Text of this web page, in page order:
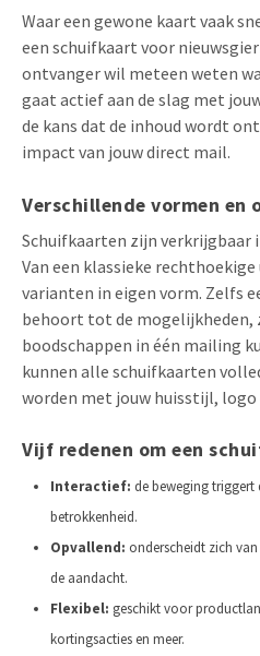
Waar een gewone kaart vaak
een schuifkaart voor
ontvanger wil meteen weten
gaat actief aan de slag met
de kans dat de inhoud wordt
impact van jouw direct mail.
Verschillende vormen en
Schuifkaarten zijn verkrijgbaar
Van een klassieke
varianten in eigen vorm. Zelfs
behoort tot de mogelijkheden,
boodschappen in één mailing
kunnen alle schuifkaarten
worden met jouw huisstijl, logo
Vijf redenen om een
Interactief: de beweging
betrokkenheid.
Opvallend: onderscheidt zich
de aandacht.
Flexibel: geschikt voor
kortingsacties en meer.